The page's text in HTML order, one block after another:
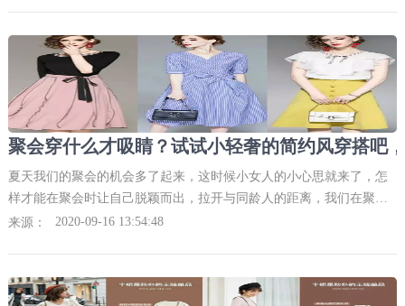
夏天我们的聚会的机会多了起来，这时候小女人的小心思就来了，怎
样才能在聚会时让自己脱颖而出，拉开与同龄人的距离，我们在聚会
时穿什么才适合？这些问题其实都好解决，那就是让自己的穿搭变得
来源： 2020-09-16 13:54:48